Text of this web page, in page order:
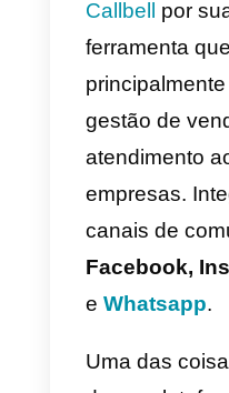
vendas
de
emails
e
para
potenciais
telefone,